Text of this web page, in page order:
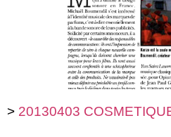
> 20130403